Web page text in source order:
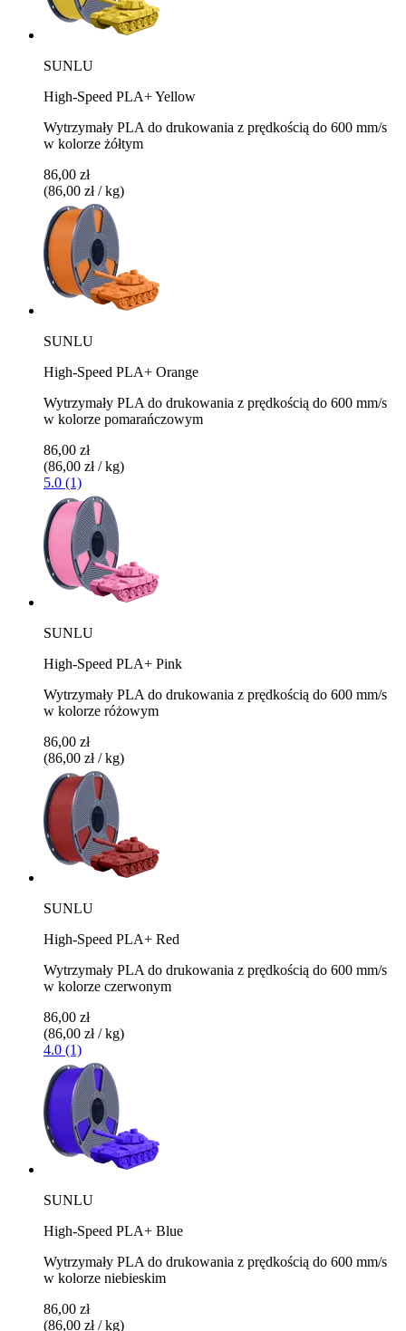
SUNLU
High-Speed PLA+ Yellow
Wytrzymały PLA do drukowania z prędkością do 600 mm/s
w kolorze żółtym
86,00 zł
(86,00 zł / kg)
SUNLU
High-Speed PLA+ Orange
Wytrzymały PLA do drukowania z prędkością do 600 mm/s
w kolorze pomarańczowym
86,00 zł
(86,00 zł / kg)
5.0 (1)
SUNLU
High-Speed PLA+ Pink
Wytrzymały PLA do drukowania z prędkością do 600 mm/s
w kolorze różowym
86,00 zł
(86,00 zł / kg)
SUNLU
High-Speed PLA+ Red
Wytrzymały PLA do drukowania z prędkością do 600 mm/s
w kolorze czerwonym
86,00 zł
(86,00 zł / kg)
4.0 (1)
SUNLU
High-Speed PLA+ Blue
Wytrzymały PLA do drukowania z prędkością do 600 mm/s
w kolorze niebieskim
86,00 zł
(86,00 zł / kg)